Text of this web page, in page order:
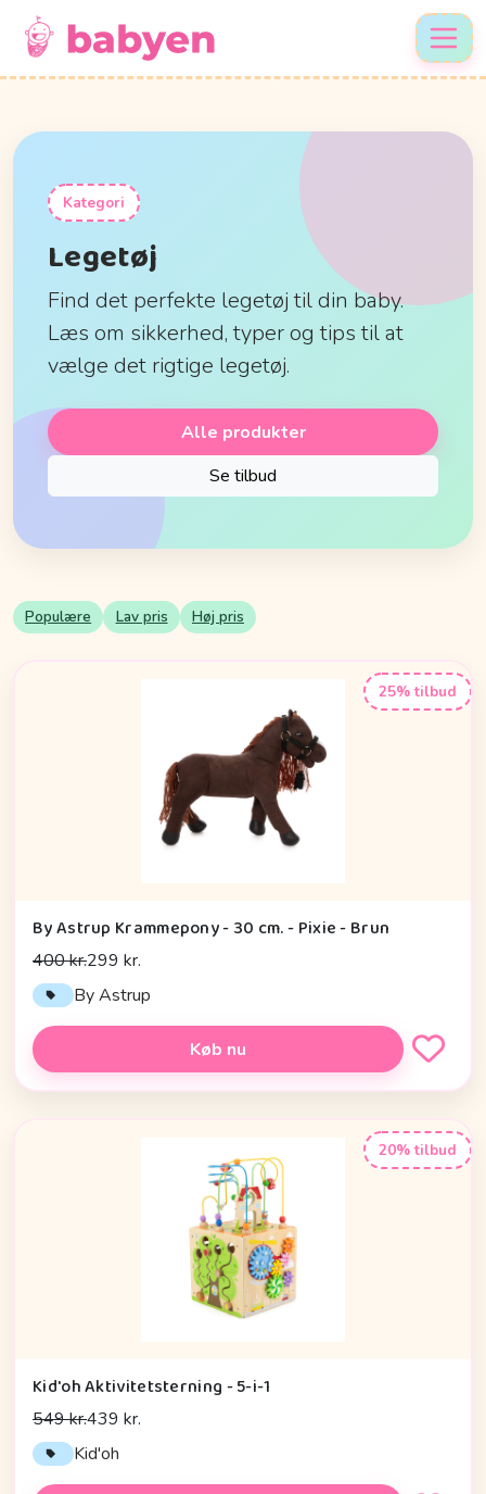
Kategori
Legetøj
Find det perfekte legetøj til din baby.
Læs om sikkerhed, typer og tips til at
vælge det rigtige legetøj.
Alle produkter
Se tilbud
Populære Lav pris Høj pris
25% tilbud
By Astrup Krammepony - 30 cm. - Pixie - Brun
400 kr.299 kr.
By Astrup
Køb nu
20% tilbud
Kid'oh Aktivitetsterning - 5-i-1
549 kr.439 kr.
Kid'oh